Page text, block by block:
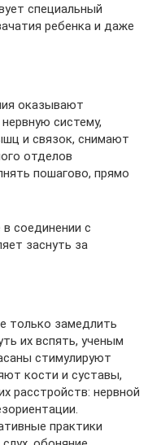
специальный
ребенка и даже
оказывают
систему,
и связок, снимают
отделов
пошагово, прямо
соединении с
заснуть за
только замедлить
их вспять, ученым
стимулируют
кости и суставы,
расстройств: нервной
практики